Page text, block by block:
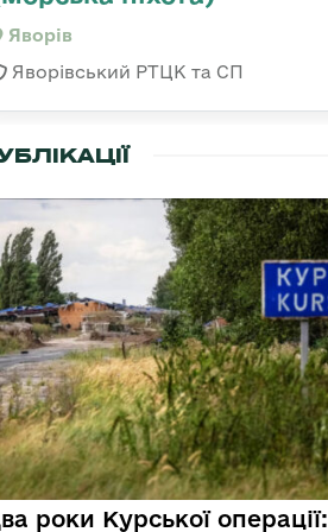
Яворів
Яворівський РТЦК та СП
роки Курської операції: